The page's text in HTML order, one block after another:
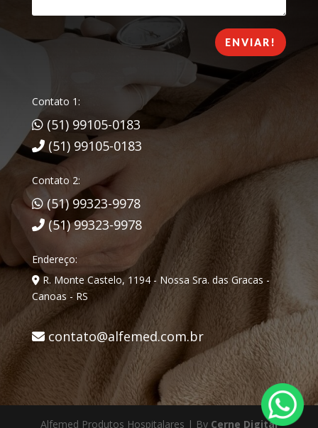
ENVIAR!
Contato 1:
(51) 99105-0183
(51) 99105-0183
Contato 2:
(51) 99323-9978
(51) 99323-9978
Endereço:
R. Monte Castelo, 1194 - Nossa Sra. das Gracas -
Canoas - RS
contato@alfemed.com.br
Alfemed Produtos Hospitalares | By Cerne Digital